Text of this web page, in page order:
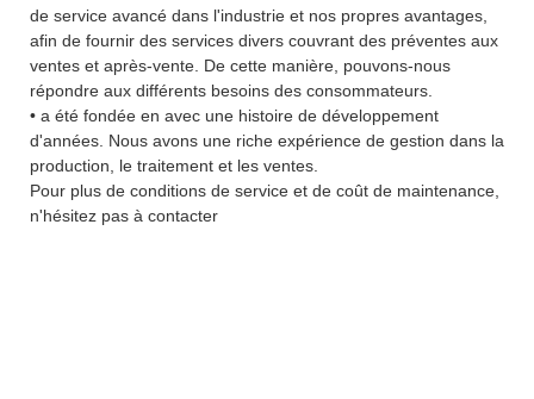
de service avancé dans l'industrie et nos propres avantages,
afin de fournir des services divers couvrant des préventes aux
ventes et après-vente. De cette manière, pouvons-nous
répondre aux différents besoins des consommateurs.
• a été fondée en avec une histoire de développement
d'années. Nous avons une riche expérience de gestion dans la
production, le traitement et les ventes.
Pour plus de conditions de service et de coût de maintenance,
n'hésitez pas à contacter